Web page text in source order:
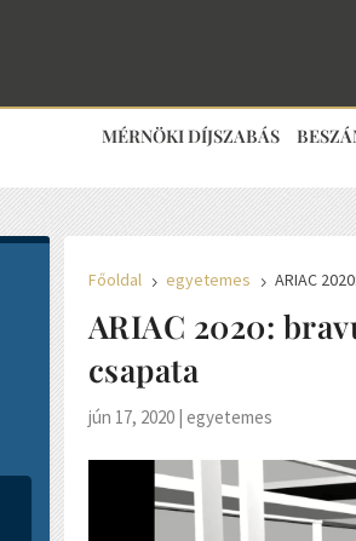
MÉRNÖKI DÍJSZABÁS
Főoldal 5 egyetemes 5 ARIAC
ARIAC 2020:
csapata
jún 17, 2020| egyetemes